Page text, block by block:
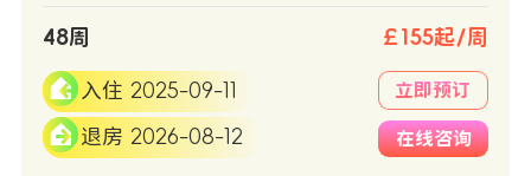
48周 ￡155起/周
入住 2025-09-11
退房 2026-08-12
立即预订
在线咨询